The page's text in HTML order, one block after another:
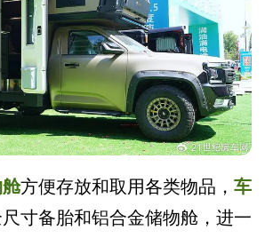
方便存放和取用各类物品，车
寸备胎和铝合金储物舱，进一